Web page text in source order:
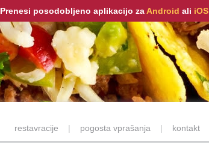
Prenesi posodobljeno aplikacijo za Android ali iOS
restavracije | pogosta vprašanja | kontakt